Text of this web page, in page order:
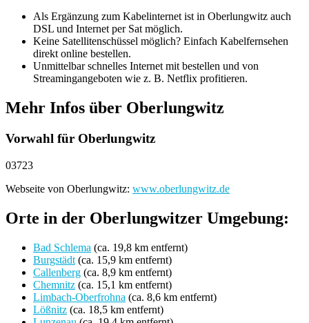
Als Ergänzung zum Kabelinternet ist in Oberlungwitz auch
DSL und Internet per Sat möglich.
Keine Satellitenschüssel möglich? Einfach Kabelfernsehen
direkt online bestellen.
Unmittelbar schnelles Internet mit bestellen und von
Streamingangeboten wie z. B. Netflix profitieren.
Mehr Infos über Oberlungwitz
Vorwahl für Oberlungwitz
03723
Webseite von Oberlungwitz: www.oberlungwitz.de
Orte in der Oberlungwitzer Umgebung:
Bad Schlema (ca. 19,8 km entfernt)
Burgstädt (ca. 15,9 km entfernt)
Callenberg (ca. 8,9 km entfernt)
Chemnitz (ca. 15,1 km entfernt)
Limbach-Oberfrohna (ca. 8,6 km entfernt)
Lößnitz (ca. 18,5 km entfernt)